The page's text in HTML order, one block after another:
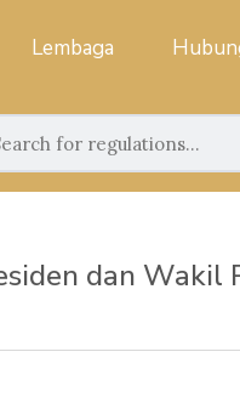
Lembaga
dan Wakil